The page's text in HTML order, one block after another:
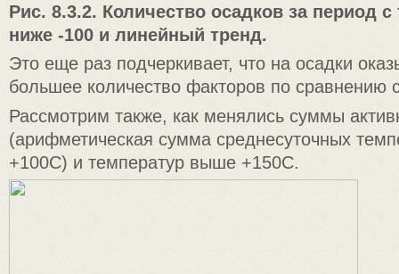
Рис. 8.3.2. Количество осадков за период
ниже -100 и линейный тренд.
Это еще раз подчеркивает, что на осадки
большее количество факторов по сравнению
Рассмотрим также, как менялись суммы
(арифметическая сумма среднесуточных
+100С) и температур выше +150C.